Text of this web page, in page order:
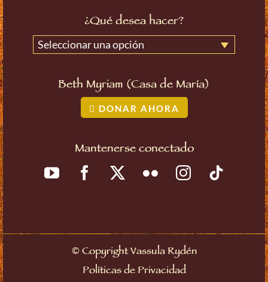
¿Qué desea hacer?
Seleccionar una opción
Beth Myriam (Casa de María)
DONAR AHORA
Mantenerse conectado
©Copyright Vassula Rydén
Políticas de Privacidad